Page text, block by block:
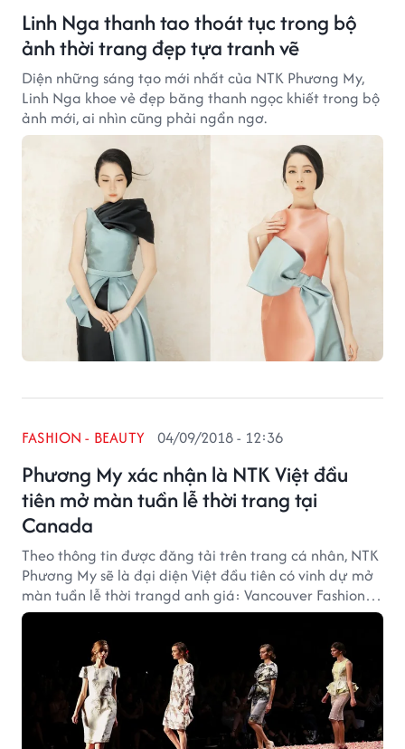
Linh Nga thanh tao thoát tục trong bộ
ảnh thời trang đẹp tựa tranh vẽ
Diện những sáng tạo mới nhất của NTK Phương My,
Linh Nga khoe vẻ đẹp băng thanh ngọc khiết trong bộ
ảnh mới, ai nhìn cũng phải ngẩn ngơ.
Phương My xác nhận là NTK Việt đầu
tiên mở màn tuần lễ thời trang tại
Canada
FASHION - BEAUTY 04/09/2018 - 12:36
Theo thông tin được đăng tải trên trang cá nhân, NTK
Phương My sẽ là đại diện Việt đầu tiên có vinh dự mở
màn tuần lễ thời trangd anh giá: Vancouver Fashion
Week tại Canada.